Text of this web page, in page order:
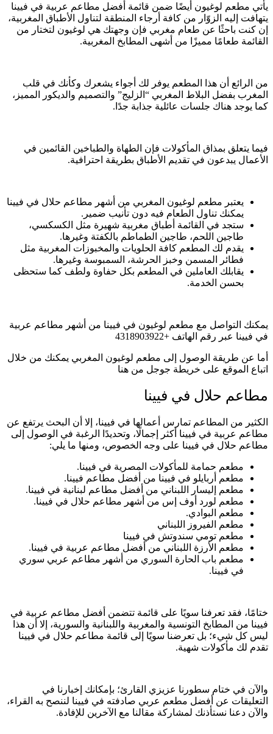
يأتي مطعم لوغيون أيضًا ضمن قائمة أفضل مطاعم عربية في فيينا
يتهافت إليه الزوّار من كافة أرجاء المنطقة لتناول الأطباق المغربية،
إن كنت باحثًا عن طعام مغربي فإن وجهتك هي لوغيون لتختار من
القائمة طعامًا مميزًا من أشهى المطابخ المغربية.
من الرائع أن هذا المطعم يوفر لك أجواء يشعرك وكأنك في قلب
المغرب بفضل البلاط المغربي “الزليج” والتصميم والديكور المميز،
كما يوجد هناك جلسات عائلية جذابة جدًا.
فيما يتعلق بمذاق المأكولات فإن الطهاة والطباخين القائمين في
الأعمال يبدعون في تقديم الأطباق بطريقة احترافية.
يعتبر مطعم لوغيون المغربي من أشهر مطاعم حلال في فيينا
يمكنك تناول الطعام فيه دون تأنيب ضمير.
ستجد في القائمة أطباق مغربية شهيرة مثل الكسكسي،
طاجين اللحم، طاجين الطماطم بالكفتة وغيرها.
يقدم لك المطعم كافة الحلويات والمخبوزات المغربية مثل
فطائر المسمن وخبز الحرشة، السمبوسة وغيرها.
يقابلك العاملين في المطعم بكل حفاوة ولطف كما ستحظى
بحسن الخدمة.
يمكنك التواصل مع مطعم لوغيون في فيينا من أشهر مطاعم عربية
في فيينا عبر رقم الهاتف +4318903922
أما عن طريقة الوصول إلى مطعم لوغيون المغربي يمكنك من خلال
اتباع الموقع على خريطة جوجل من هنا
مطاعم حلال في فيينا
الكثير من المطاعم تمارس أعمالها في فيينا، إلا أن البحث يرتفع عن
مطاعم عربية في فيينا أكثر إجمالًا، وتحديدًا الرغبة في الوصول إلى
مطاعم حلال في فيينا على وجه الخصوص، ومنها ما يلي:
مطعم حمامة للمأكولات المصرية في فيينا.
مطعم أربايلو في فيينا من أفضل مطاعم فيينا.
مطعم إليسار اللبناني من أفضل مطاعم لبنانية في فيينا.
مطعم لورد أوف إس من أشهر مطاعم حلال في فيينا.
مطعم البوادي.
مطعم الفيروز اللبناني
مطعم تومي سندوتش في فيينا
مطعم الأرزة اللبناني من أفضل مطاعم عربية في فيينا.
مطعم باب الحارة السوري من أشهر مطاعم عربي سوري
في فيينا.
ختامًا، فقد تعرفنا سويًا على قائمة تتضمن أفضل مطاعم عربية في
فيينا من المطابخ التونسية والمغربية واللبنانية والسورية، إلا أن هذا
ليس كل شيء؛ بل تعرضنا سويًا إلى قائمة مطاعم حلال في فيينا
تقدم لك مأكولات شهية.
والآن في ختام سطورنا عزيزي القارئ؛ بإمكانك إخبارنا في
التعليقات عن أفضل مطعم عربي صادفته في فيينا لننصح به القراء،
والآن دعنا نستأذنك لمشاركة مقالنا مع الآخرين للإفادة.